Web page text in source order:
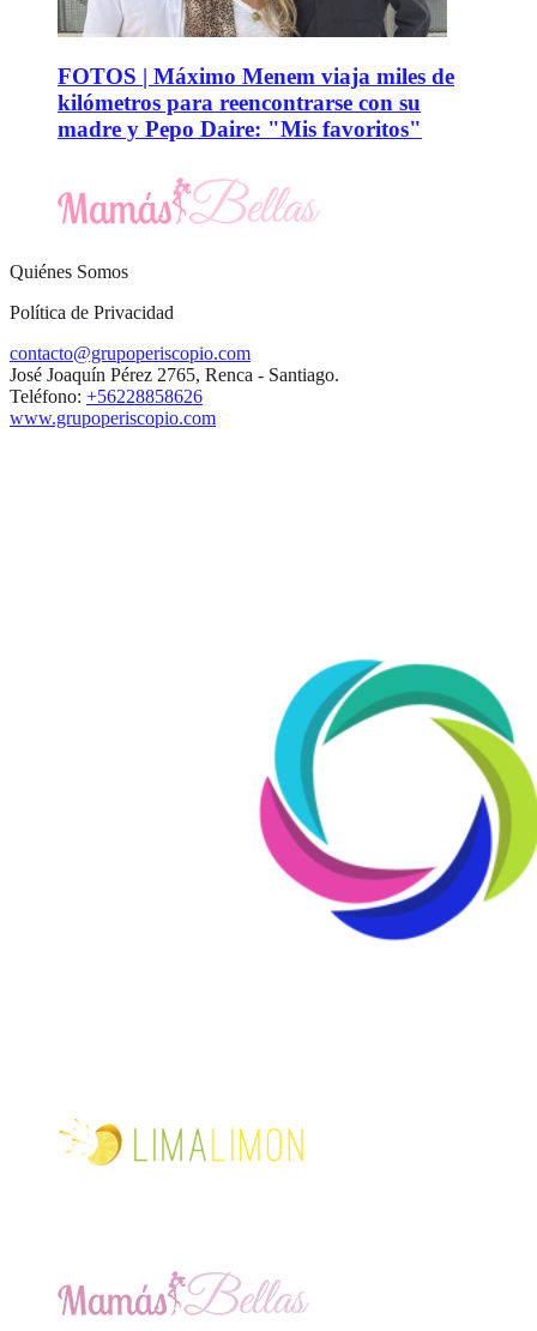
FOTOS | Máximo Menem viaja miles de
kilómetros para reencontrarse con su
madre y Pepo Daire: "Mis favoritos"
Quiénes Somos
Política de Privacidad
contacto@grupoperiscopio.com
José Joaquín Pérez 2765, Renca - Santiago.
Teléfono: +56228858626
www.grupoperiscopio.com